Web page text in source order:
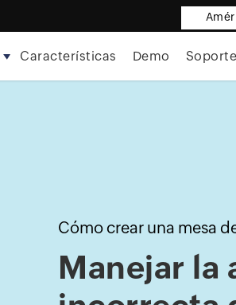
Características Demo
Cómo crear una mesa
Manejar la